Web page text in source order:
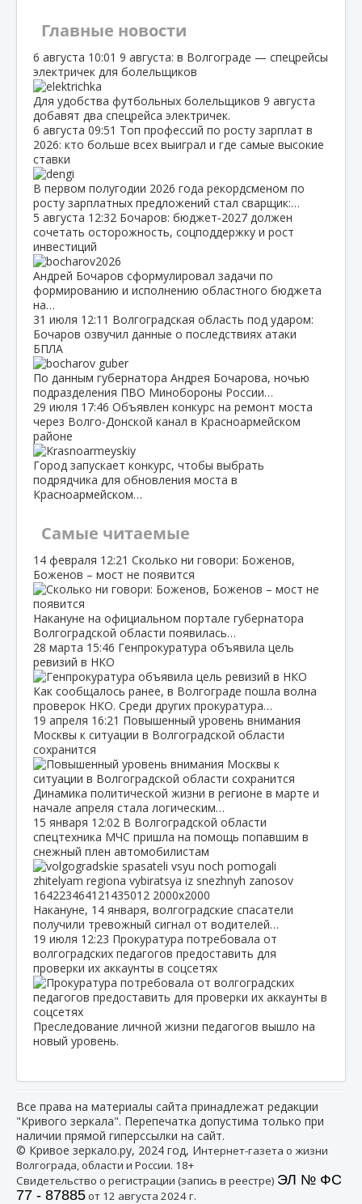
Главные новости
6 августа 10:01 9 августа: в Волгограде — спецрейсы
электричек для болельщиков
Для удобства футбольных болельщиков 9 августа
добавят два спецрейса электричек.
6 августа 09:51 Топ профессий по росту зарплат в
2026: кто больше всех выиграл и где самые высокие
ставки
В первом полугодии 2026 года рекордсменом по
росту зарплатных предложений стал сварщик:…
5 августа 12:32 Бочаров: бюджет‑2027 должен
сочетать осторожность, соцподдержку и рост
инвестиций
Андрей Бочаров сформулировал задачи по
формированию и исполнению областного бюджета
на…
31 июля 12:11 Волгоградская область под ударом:
Бочаров озвучил данные о последствиях атаки
БПЛА
По данным губернатора Андрея Бочарова, ночью
подразделения ПВО Минобороны России…
29 июля 17:46 Объявлен конкурс на ремонт моста
через Волго‑Донской канал в Красноармейском
районе
Город запускает конкурс, чтобы выбрать
подрядчика для обновления моста в
Красноармейском…
Самые читаемые
14 февраля 12:21 Сколько ни говори: Боженов,
Боженов – мост не появится
Накануне на официальном портале губернатора
Волгоградской области появилась…
28 марта 15:46 Генпрокуратура объявила цель
ревизий в НКО
Как сообщалось ранее, в Волгограде пошла волна
проверок НКО. Среди других прокуратура…
19 апреля 16:21 Повышенный уровень внимания
Москвы к ситуации в Волгоградской области
сохранится
Динамика политической жизни в регионе в марте и
начале апреля стала логическим…
15 января 12:02 В Волгоградской области
спецтехника МЧС пришла на помощь попавшим в
снежный плен автомобилистам
Накануне, 14 января, волгоградские спасатели
получили тревожный сигнал от водителей…
19 июля 12:23 Прокуратура потребовала от
волгоградских педагогов предоставить для
проверки их аккаунты в соцсетях
Преследование личной жизни педагогов вышло на
новый уровень.
Все права на материалы сайта принадлежат редакции
"Кривого зеркала". Перепечатка допустима только при
наличии прямой гиперссылки на сайт.
© Кривое зеркало.ру, 2024 год, Интернет-газета о жизни
Волгограда, области и России. 18+
Свидетельство о регистрации (запись в реестре) ЭЛ № ФС
77 - 87885от 12 августа 2024 г.